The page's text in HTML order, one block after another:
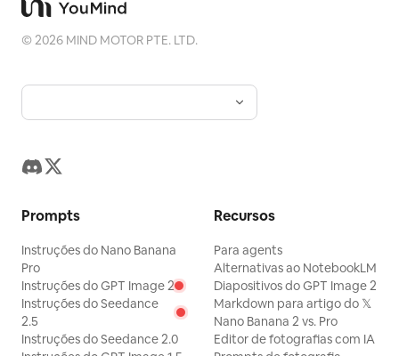
©2026 MIND MOTOR PTE. LTD.
Prompts
Instruções do Nano Banana
Pro
Instruções do GPT Image 2
Instruções do Seedance
2.5
Instruções do Seedance 2.0
Recursos
Para agents
Alternativas ao NotebookLM
Diapositivos do GPT Image 2
Markdown para artigo do 𝕏
Nano Banana 2 vs. Pro
Editor de fotografias com IA